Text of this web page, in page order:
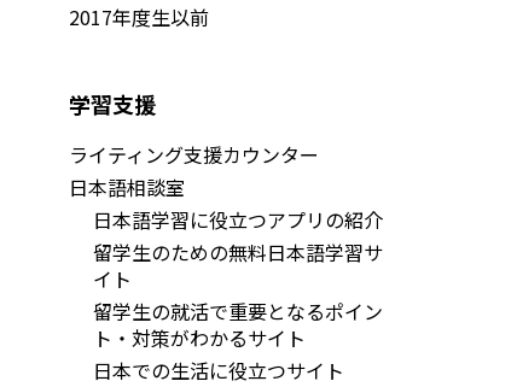
2017年度生以前
学習支援
ライティング支援カウンター
日本語相談室
日本語学習に役立つアプリの紹介
留学生のための無料日本語学習サ
イト
留学生の就活で重要となるポイン
ト・対策がわかるサイト
日本での生活に役立つサイト